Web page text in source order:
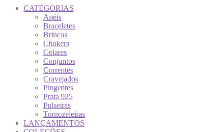
CATEGORIAS
Anéis
Braceletes
Brincos
Chokers
Colares
Conjuntos
Correntes
Cravejados
Pingentes
Prata 925
Pulseiras
Tornozeleiras
LANÇAMENTOS